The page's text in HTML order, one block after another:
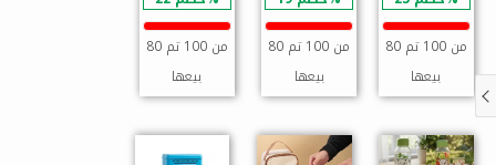
80 من 100 تم
بيعها
80 من 100 تم
بيعها
80 من 100 تم
بيعها